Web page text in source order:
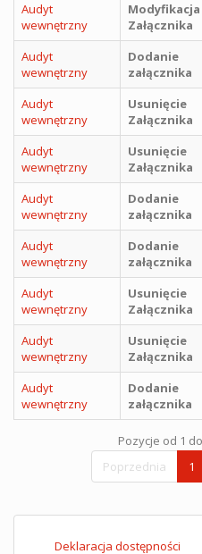
Audyt
wewnętrzny
Modyfikacja
Załącznika
Audyt
wewnętrzny
Dodanie
załącznika
Audyt
wewnętrzny
Usunięcie
Załącznika
Audyt
wewnętrzny
Usunięcie
Załącznika
Audyt
wewnętrzny
Dodanie
załącznika
Audyt
wewnętrzny
Dodanie
załącznika
Audyt
wewnętrzny
Usunięcie
Załącznika
Audyt
wewnętrzny
Usunięcie
Załącznika
Audyt
wewnętrzny
Dodanie
załącznika
Pozycje od 1
Poprzednia
1
Deklaracja dostępności